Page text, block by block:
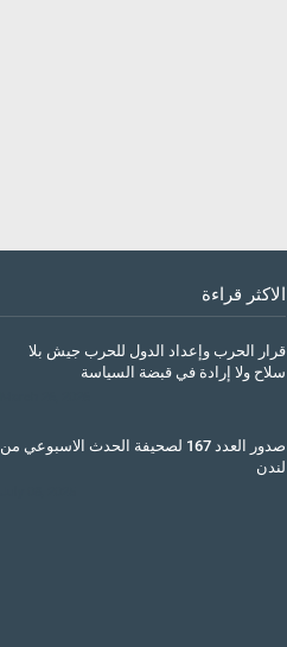
الاكثر قراءة
قرار الحرب وإعداد الدول للحرب جيش بلا
سلاح ولا إرادة في قبضة السياسة
صدور العدد 167 لصحيفة الحدث الاسبوعي من
لندن